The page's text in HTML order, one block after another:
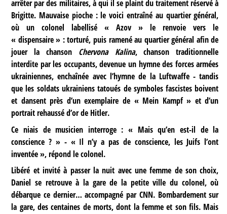
arrêter par des militaires, à qui il se plaint du traitement réservé à
Brigitte. Mauvaise pioche : le voici entraîné au quartier général,
où un colonel labellisé « Azov » le renvoie vers le
« dispensaire » : torturé, puis ramené au quartier général afin de
jouer la chanson Chervona Kalina, chanson traditionnelle
interdite par les occupants, devenue un hymne des forces armées
ukrainiennes, enchaînée avec l’hymne de la Luftwaffe - tandis
que les soldats ukrainiens tatoués de symboles fascistes boivent
et dansent près d’un exemplaire de « Mein Kampf » et d’un
portrait rehaussé d’or de Hitler.
Ce niais de musicien interroge : « Mais qu’en est-il de la
conscience ? » - « Il n’y a pas de conscience, les Juifs l’ont
inventée », répond le colonel.
Libéré et invité à passer la nuit avec une femme de son choix,
Daniel se retrouve à la gare de la petite ville du colonel, où
débarque ce dernier… accompagné par CNN. Bombardement sur
la gare, des centaines de morts, dont la femme et son fils. Mais